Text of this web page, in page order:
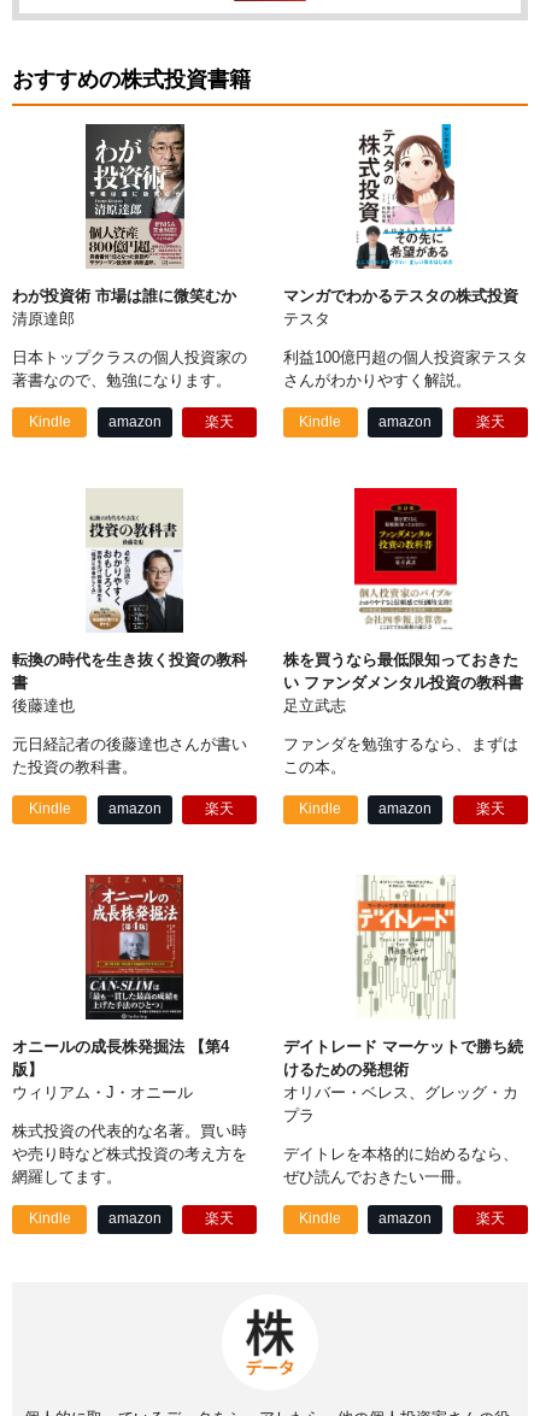
おすすめの株式投資書籍
わが投資術 市場は誰に微笑むか
清原達郎
日本トップクラスの個人投資家の
著書なので、勉強になります。
Kindle amazon 楽天
マンガでわかるテスタの株式投資
テスタ
利益100億円超の個人投資家テスタ
さんがわかりやすく解説。
Kindle amazon 楽天
転換の時代を生き抜く投資の教科
書
後藤達也
元日経記者の後藤達也さんが書い
た投資の教科書。
Kindle amazon 楽天
株を買うなら最低限知っておきた
い ファンダメンタル投資の教科書
足立武志
ファンダを勉強するなら、まずは
この本。
Kindle amazon 楽天
オニールの成長株発掘法 【第4
版】
ウィリアム・J・オニール
株式投資の代表的な名著。買い時
や売り時など株式投資の考え方を
網羅してます。
Kindle amazon 楽天
デイトレード マーケットで勝ち続
けるための発想術
オリバー・ベレス、グレッグ・カ
プラ
デイトレを本格的に始めるなら、
ぜひ読んでおきたい一冊。
Kindle amazon 楽天